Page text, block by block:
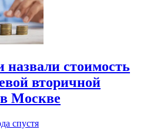
назвали стоимость
вторичной
Москве
спустя